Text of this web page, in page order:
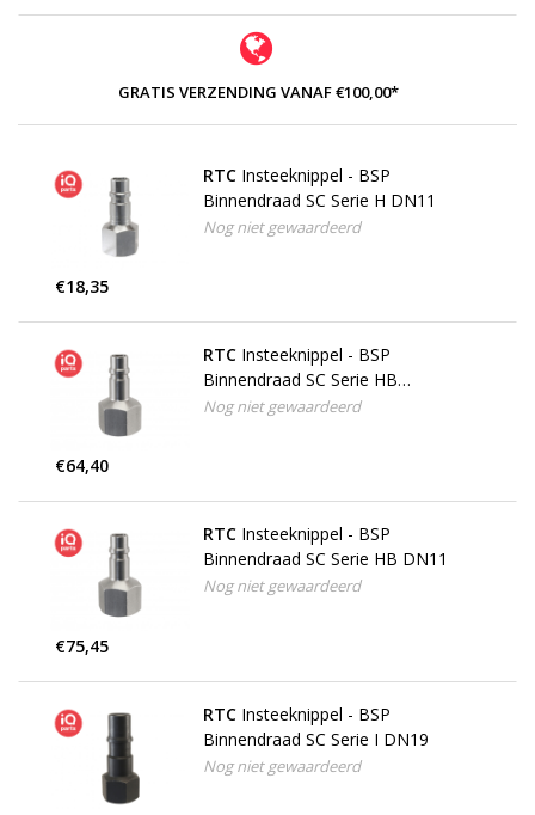
GRATIS VERZENDING VANAF €100,00*
RTC Insteeknippel - BSP
Binnendraad SC Serie H DN11
Nog niet gewaardeerd
€18,35
RTC Insteeknippel - BSP
Binnendraad SC Serie HB
Brandweer DN11
Nog niet gewaardeerd
€64,40
RTC Insteeknippel - BSP
Binnendraad SC Serie HB DN11
Nog niet gewaardeerd
€75,45
RTC Insteeknippel - BSP
Binnendraad SC Serie I DN19
Nog niet gewaardeerd